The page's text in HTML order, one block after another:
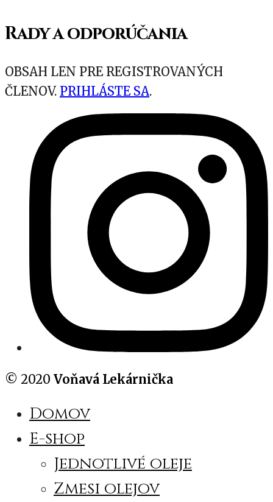
preťažujú svoje predlaktie, napr.
nožnicami.
Rady a odporúčania
OBSAH LEN PRE REGISTROVANÝCH
ČLENOV. PRIHLÁSTE SA.
© 2020 Voňavá Lekárnička
Domov
E-shop
Jednotlivé oleje
Zmesi olejov